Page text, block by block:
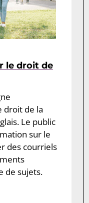
le droit de
droit de la
Le public
sur le
des courriels
de sujets.